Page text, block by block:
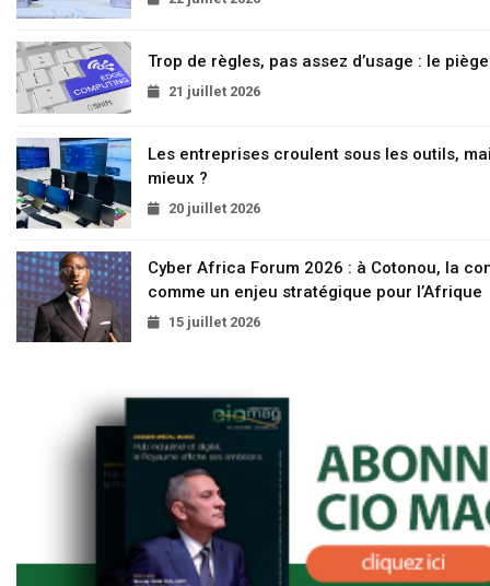
Trop de règles, pas assez d’usage : le
21 juillet 2026
Les entreprises croulent sous les outils,
mieux ?
20 juillet 2026
Cyber Africa Forum 2026 : à Cotonou, la
comme un enjeu stratégique pour l’Afrique
15 juillet 2026